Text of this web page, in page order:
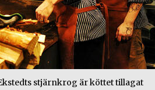
stjärnkrog är köttet tillagat